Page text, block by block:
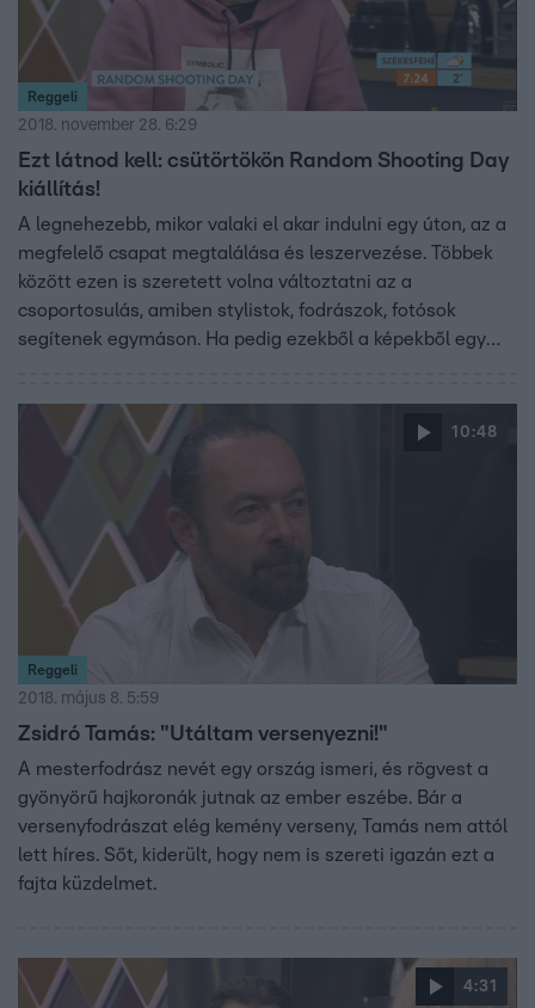
Reggeli
2018. november 28. 6:29
Ezt látnod kell: csütörtökön Random Shooting Day
kiállítás!
A legnehezebb, mikor valaki el akar indulni egy úton, az a
megfelelő csapat megtalálása és leszervezése. Többek
között ezen is szeretett volna változtatni az a
csoportosulás, amiben stylistok, fodrászok, fotósok
segítenek egymáson. Ha pedig ezekből a képekből egy
Shooting Days ötletgazdájával, Kockával beszélgettünk!
10:48
Reggeli
2018. május 8. 5:59
Zsidró Tamás: "Utáltam versenyezni!"
A mesterfodrász nevét egy ország ismeri, és rögvest a
gyönyörű hajkoronák jutnak az ember eszébe. Bár a
versenyfodrászat elég kemény verseny, Tamás nem attól
lett híres. Sőt, kiderült, hogy nem is szereti igazán ezt a
fajta küzdelmet.
4:31